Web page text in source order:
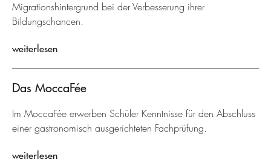
Migrationshintergrund bei der Verbesserung ihrer
Bildungschancen.
weiterlesen
Das MoccaFée
Im MoccaFée erwerben Schüler Kenntnisse für den Abschluss
einer gastronomisch ausgerichteten Fachprüfung.
weiterlesen